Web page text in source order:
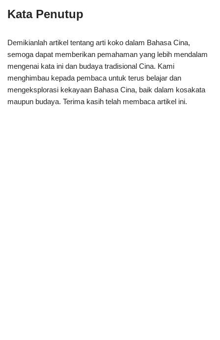
Kata Penutup
Demikianlah artikel tentang arti koko dalam Bahasa Cina,
semoga dapat memberikan pemahaman yang lebih mendalam
mengenai kata ini dan budaya tradisional Cina. Kami
menghimbau kepada pembaca untuk terus belajar dan
mengeksplorasi kekayaan Bahasa Cina, baik dalam kosakata
maupun budaya. Terima kasih telah membaca artikel ini.